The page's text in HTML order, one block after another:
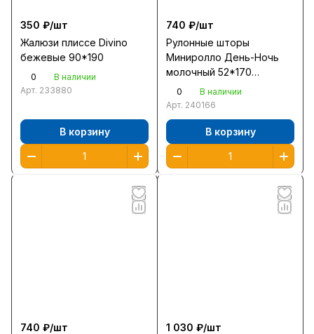
350 ₽/шт
Жалюзи плиссе Divino
бежевые 90*190
0
В наличии
Арт. 233880
В корзину
740 ₽/шт
Рулонные шторы
Миниролло День-Ночь
молочный 52*170
/400503052/
0
В наличии
Арт. 240166
В корзину
740 ₽/шт
1 030 ₽/шт